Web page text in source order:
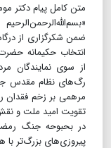
متن کامل پیام دکتر
«بسم‌الله‌الرحمن‌الرحیم
ضمن شکرگزاری از
انتخاب حکیمانه
از سوی نمایندگان
رگ‌های نظام مقدس
مرهمی بر زخم فقدان
تقویت امید ملت و
در بحبوحه جنگ
پیروزی‌های بزرگ‌تر